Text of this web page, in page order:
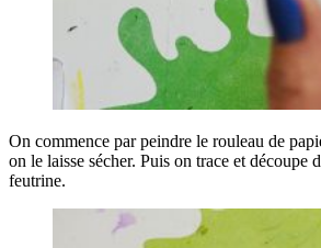
On commence par peindre le rouleau de
on le laisse sécher. Puis on trace et découpe
feutrine.